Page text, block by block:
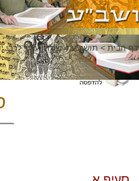
דף הבית >תושב"ע >שולחן ערוך לרבי